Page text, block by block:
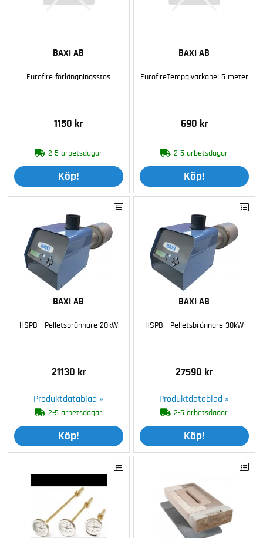
BAXI AB
Eurofire förlängningsstos
1150 kr
2-5 arbetsdagar
Köp!
BAXI AB
EurofireTempgivarkabel 5 meter
690 kr
2-5 arbetsdagar
Köp!
BAXI AB
HSPB - Pelletsbrännare 20kW
21130 kr
Produktdatablad »
2-5 arbetsdagar
Köp!
BAXI AB
HSPB - Pelletsbrännare 30kW
27590 kr
Produktdatablad »
2-5 arbetsdagar
Köp!